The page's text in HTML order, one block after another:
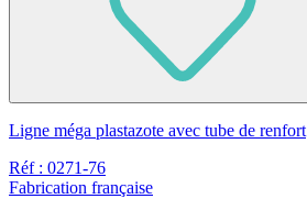
Ligne méga plastazote avec tube de renfort
Réf : 0271-76
Fabrication française